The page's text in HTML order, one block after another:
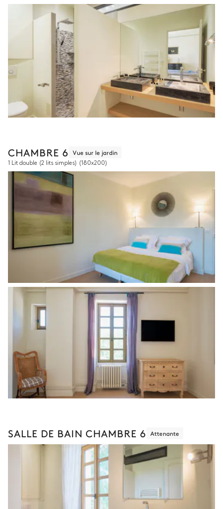
CHAMBRE 6 Vue sur le jardin
1 Lit double (2 lits simples) (180x200)
SALLE DE BAIN CHAMBRE 6 Attenante